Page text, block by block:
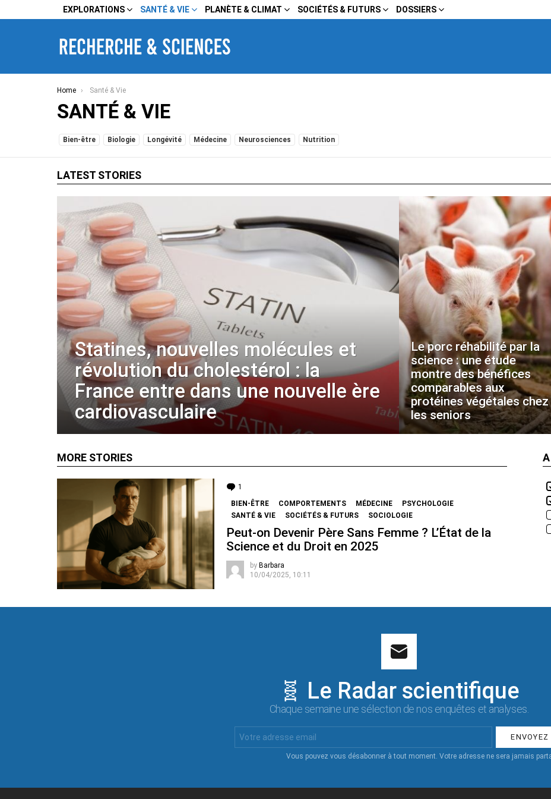
EXPLORATIONS SANTÉ & VIE PLANÈTE & CLIMAT SOCIÉTÉS & FUTURS DOSSIERS
You are here:
Home Santé & Vie
SANTÉ & VIE
SUBTERMS
Bien-être Biologie Longévité Médecine Neurosciences Nutrition
LATEST STORIES
Statines, nouvelles molécules et
révolution du cholestérol : la
France entre dans une nouvelle ère
cardiovasculaire
Le porc réhabilité par la
science : une étude
montre des bénéfices
comparables aux
protéines végétales chez
les seniors
MORE STORIES
1
BIEN-ÊTRE
COMPORTEMENTS MÉDECINE
PSYCHOLOGIE
SANTÉ & VIE
SOCIÉTÉS & FUTURS SOCIOLOGIE
Peut-on Devenir Père Sans Femme ? L’État de la
Science et du Droit en 2025
by Barbara
10/04/2025, 10:11
🧬 Le Radar scientifique
Chaque semaine une sélection de nos enquêtes et analyses.
Email
:
Vous pouvez vous désabonner à tout moment. Votre adresse ne sera jamais